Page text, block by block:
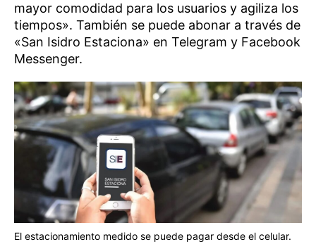
mayor comodidad para los usuarios y agiliza los
tiempos». También se puede abonar a través de
«San Isidro Estaciona» en Telegram y Facebook
Messenger.
El estacionamiento medido se puede pagar desde el celular.